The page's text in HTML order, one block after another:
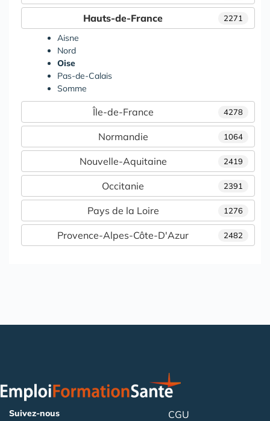
2271
Hauts-de-France
Aisne
Nord
Oise
Pas-de-Calais
Somme
4278
Île-de-France
1064
Normandie
2419
Nouvelle-Aquitaine
2391
Occitanie
1276
Pays de la Loire
2482
Provence-Alpes-Côte-D'Azur
Suivez-nous
CGU